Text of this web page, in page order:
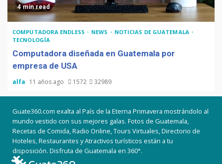
4 min read
COMPUTADORA ENDLESS NEWS
NOTICIAS DE GUATEMALA
TECNOLOGÍA
Computadora diseñada en Guatemala por
empresa de USA
alfa 11 años ago 1572 32989
Guate360.com exalta al País de la Eterna Primavera mostrándolo al
mundo vestido con sus mejores galas. Fotos de Guatemala,
Recetas de Comida, Radio Online, Tours Virtuales, Directorio de
Hoteles, Restaurantes y Atractivos turísticos están a tu
disposición. Disfruta de Guatemala en 360°.